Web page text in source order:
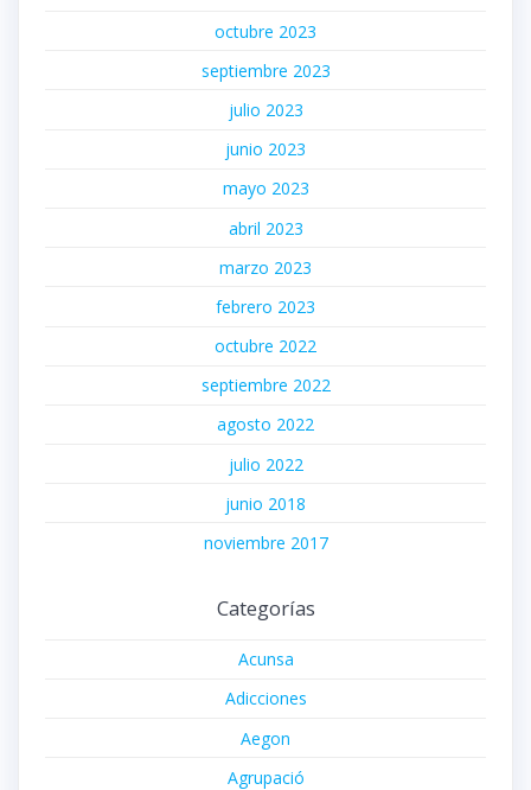
octubre 2023
septiembre 2023
julio 2023
junio 2023
mayo 2023
abril 2023
marzo 2023
febrero 2023
octubre 2022
septiembre 2022
agosto 2022
julio 2022
junio 2018
noviembre 2017
Categorías
Acunsa
Adicciones
Aegon
Agrupació